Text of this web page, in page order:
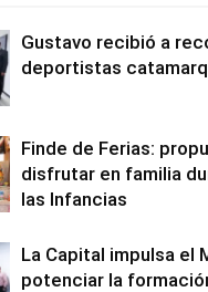
Gustavo recibió a
deportistas
Finde de Ferias:
disfrutar en familia
las Infancias
La Capital impulsa el
potenciar la